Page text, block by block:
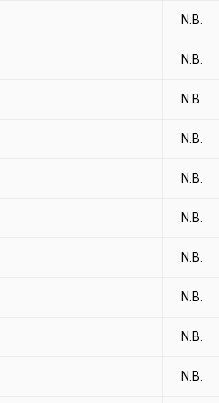
N.B.
N.B.
N.B.
N.B.
N.B.
N.B.
N.B.
N.B.
N.B.
N.B.